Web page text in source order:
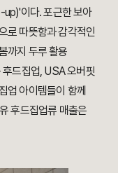
이다. 포근한 보아
로 따뜻함과 감각적인
까지 두루 활용
드집업, USA 오버핏
업 아이템들이 함께
후드집업류 매출은